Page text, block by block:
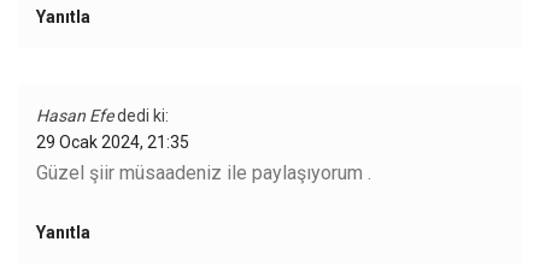
Yanıtla
Hasan Efededi ki:
29 Ocak 2024, 21:35
Güzel şiir müsaadeniz ile paylaşıyorum .
Yanıtla